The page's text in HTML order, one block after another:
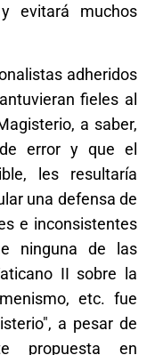
evitará muchos
adheridos
fieles al
a saber,
error y que el
les resultaría
una defensa de
e inconsistentes
ninguna de las
II sobre la
etc. fue
a pesar de
propuesta en